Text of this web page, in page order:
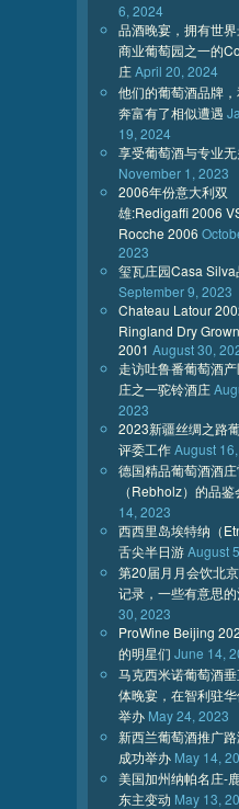
6, 2024
品酒晚宴，拥有世
商业葡萄园之一的
庄April 20, 2024
他们的葡萄酒品牌，
奔富有了相似遭遇
19, 2024
享受葡萄酒与专业
November 1, 2023
2006年份意大利双
雄:Redigaffi 2006
Rocche 2006
2023
玺瓦庄园Casa
September 9, 2023
Chateau Latour
Ringland Dry
2001 August 30,
走访吐鲁番葡萄酒
庄之一驼铃酒庄
2023
2023新疆丝绸之路
评委工作August
德国精品葡萄酒酒
（Rebholz）的品鉴
14, 2023
西西里岛埃特纳（
舌尖半日游August
第20届月月会饮北
记录，一些有意思
30, 2023
ProWine Beijing
的明星们 June 14,
马克西米诺葡萄酒
体晚宴，在智利驻
举办 May 24, 2023
新西兰葡萄酒推广
成功举办 May 14,
美国加州纳帕名庄-
东主变动 May 13,